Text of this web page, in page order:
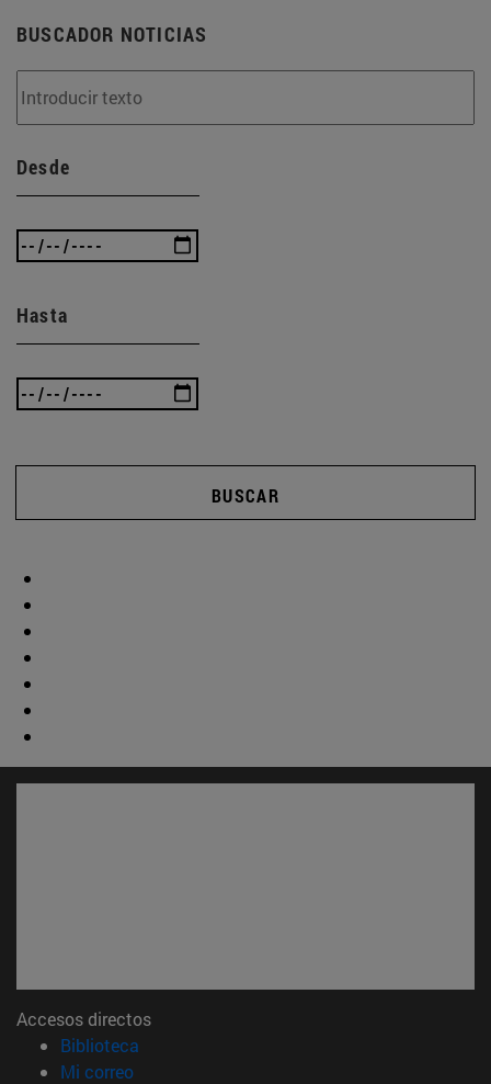
BUSCADOR NOTICIAS
Desde
Hasta
BUSCAR
Accesos directos
Biblioteca
Mi correo(abre en nueva ventana)